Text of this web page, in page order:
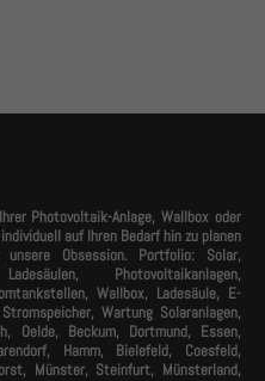
Photovoltaik-Anlage, Wallbox oder
auf Ihren Bedarf hin zu planen
Obsession. Portfolio: Solar,
Photovoltaikanlagen,
Wallbox, Ladesäule, E-
Wartung Solaranlagen,
Oelde, Beckum, Dortmund, Essen,
Hamm, Bielefeld, Coesfeld,
Münster, Steinfurt, Münsterland,